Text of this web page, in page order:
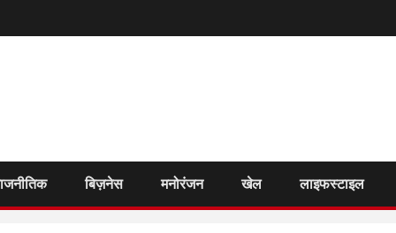
बिज़नेस मनोरंजन खेल लाइफस्टाइल